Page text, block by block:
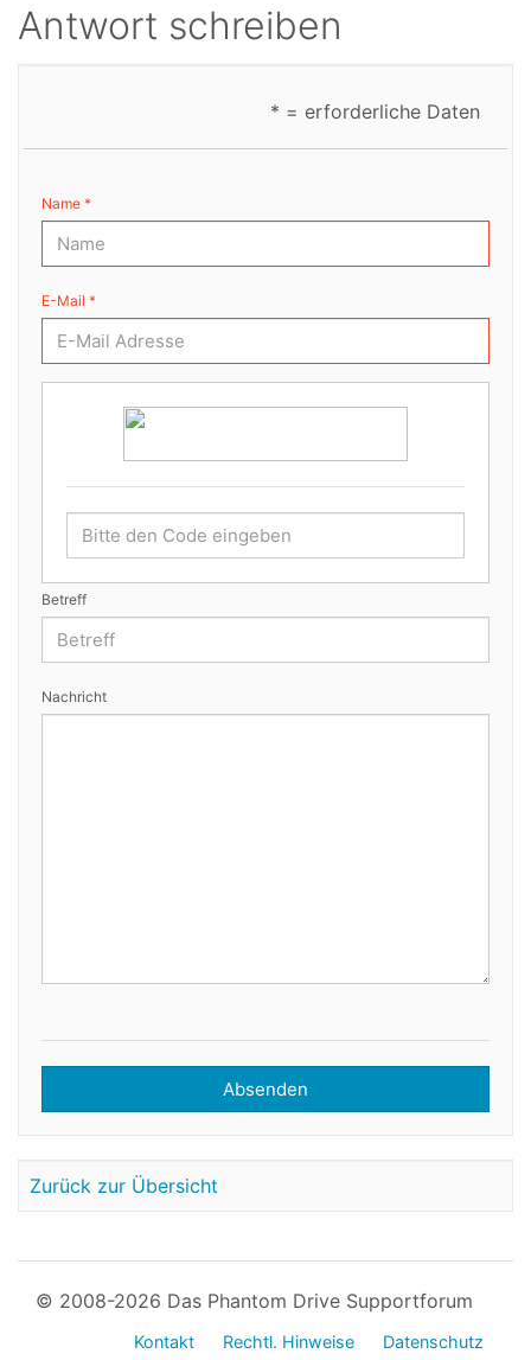
Antwort schreiben
* = erforderliche Daten
Name *
E-Mail *
Betreff
Nachricht
Absenden
Zurück zur Übersicht
© 2008-2026 Das Phantom Drive Supportforum
Kontakt Rechtl. Hinweise Datenschutz